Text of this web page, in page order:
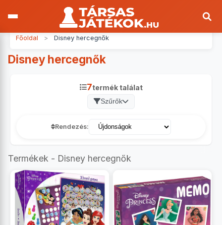
Főoldal > Disney hercegnők
Disney hercegnők
7termék találat
Szűrők
Rendezés:
Termékek - Disney hercegnők